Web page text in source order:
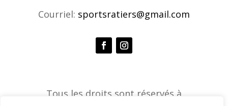
Courriel: sportsratiers@gmail.com
Tous les droits sont réservés à